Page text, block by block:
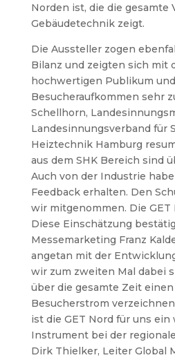
Norden ist, die die gesamte
Gebäudetechnik zeigt.
Die Aussteller zogen
Bilanz und zeigten sich mit
hochwertigen Publikum
Besucheraufkommen sehr
Schellhorn,
Landesinnungsverband für
Heiztechnik Hamburg
aus dem SHK Bereich sind
Auch von der Industrie
Feedback erhalten. Den
wir mitgenommen. Die GET
Diese Einschätzung
Messemarketing Franz
angetan mit der
wir zum zweiten Mal dabei
über die gesamte Zeit
Besucherstrom
ist die GET Nord für uns ein
Instrument bei der
Dirk Thielker, Leiter Global